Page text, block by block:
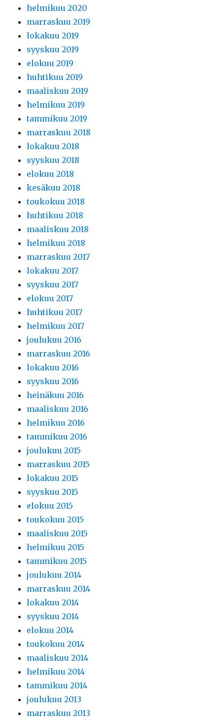
helmikuu 2020
marraskuu 2019
lokakuu 2019
syyskuu 2019
elokuu 2019
huhtikuu 2019
maaliskuu 2019
helmikuu 2019
tammikuu 2019
marraskuu 2018
lokakuu 2018
syyskuu 2018
elokuu 2018
kesäkuu 2018
toukokuu 2018
huhtikuu 2018
maaliskuu 2018
helmikuu 2018
marraskuu 2017
lokakuu 2017
syyskuu 2017
elokuu 2017
huhtikuu 2017
helmikuu 2017
joulukuu 2016
marraskuu 2016
lokakuu 2016
syyskuu 2016
heinäkuu 2016
maaliskuu 2016
helmikuu 2016
tammikuu 2016
joulukuu 2015
marraskuu 2015
lokakuu 2015
syyskuu 2015
elokuu 2015
toukokuu 2015
maaliskuu 2015
helmikuu 2015
tammikuu 2015
joulukuu 2014
marraskuu 2014
lokakuu 2014
syyskuu 2014
elokuu 2014
toukokuu 2014
maaliskuu 2014
helmikuu 2014
tammikuu 2014
joulukuu 2013
marraskuu 2013